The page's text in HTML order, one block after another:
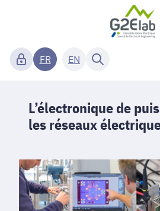
FR EN
L’électronique de
les réseaux